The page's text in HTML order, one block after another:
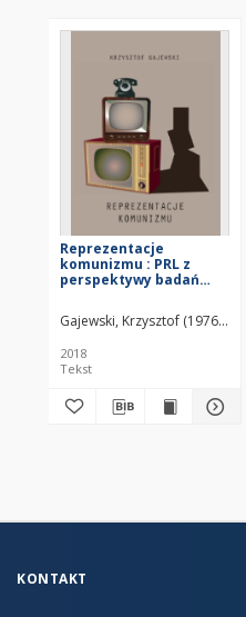
Reprezentacje
komunizmu : PRL z
perspektywy badań
kulturowych
Gajewski, Krzysztof (1976– )
2018
Tekst
KONTAKT